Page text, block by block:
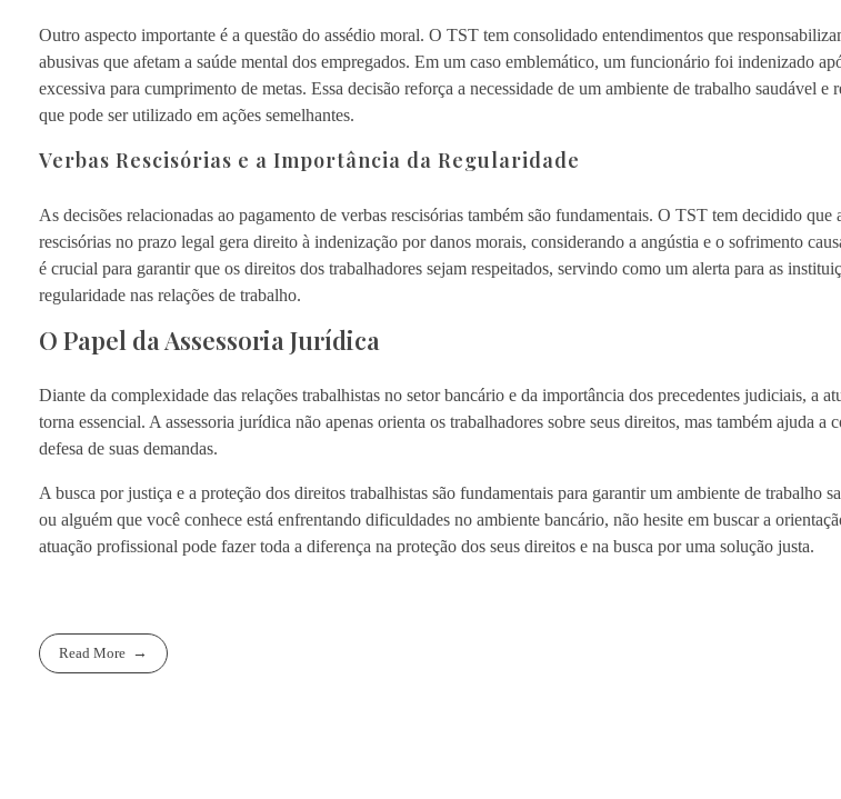
Outro aspecto importante é a questão do assédio moral. O TST tem consolidado entendimentos que
abusivas que afetam a saúde mental dos empregados. Em um caso emblemático, um funcionário foi indenizado
excessiva para cumprimento de metas. Essa decisão reforça a necessidade de um ambiente de trabalho saudável e
que pode ser utilizado em ações semelhantes.
Verbas Rescisórias e a Importância da Regularidade
As decisões relacionadas ao pagamento de verbas rescisórias também são fundamentais. O TST tem decidido que
rescisórias no prazo legal gera direito à indenização por danos morais, considerando a angústia e o sofrimento
é crucial para garantir que os direitos dos trabalhadores sejam respeitados, servindo como um alerta para as
regularidade nas relações de trabalho.
O Papel da Assessoria Jurídica
Diante da complexidade das relações trabalhistas no setor bancário e da importância dos precedentes judiciais, a
torna essencial. A assessoria jurídica não apenas orienta os trabalhadores sobre seus direitos, mas também ajuda a
defesa de suas demandas.
A busca por justiça e a proteção dos direitos trabalhistas são fundamentais para garantir um ambiente de trabalho
ou alguém que você conhece está enfrentando dificuldades no ambiente bancário, não hesite em buscar a
atuação profissional pode fazer toda a diferença na proteção dos seus direitos e na busca por uma solução justa.
Read More